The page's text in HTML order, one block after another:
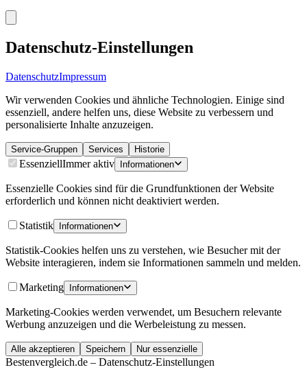
Datenschutz-Einstellungen
DatenschutzImpressum
Wir verwenden Cookies und ähnliche Technologien. Einige sind
essenziell, andere helfen uns, diese Website zu verbessern und
personalisierte Inhalte anzuzeigen.
Service-Gruppen Services Historie
EssenziellImmer aktiv Informationen
Essenzielle Cookies sind für die Grundfunktionen der Website
erforderlich und können nicht deaktiviert werden.
Statistik Informationen
Statistik-Cookies helfen uns zu verstehen, wie Besucher mit der
Website interagieren, indem sie Informationen sammeln und melden.
Marketing Informationen
Marketing-Cookies werden verwendet, um Besuchern relevante
Werbung anzuzeigen und die Werbeleistung zu messen.
Alle akzeptieren Speichern Nur essenzielle
Bestenvergleich.de – Datenschutz-Einstellungen